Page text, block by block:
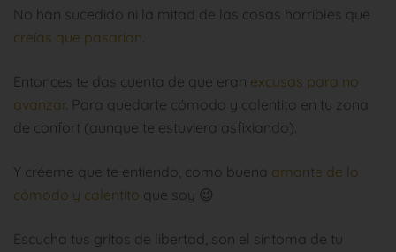
No han sucedido ni la mitad de las cosas horribles que
creías que pasarían.
Entonces te das cuenta de que eran excusas para no
avanzar. Para quedarte cómodo y calentito en tu zona
de confort (aunque te estuviera asfixiando).
Y créeme que te entiendo, como buena amante de lo
cómodo y calentito que soy 😉
Escucha tus gritos de libertad, son el síntoma de tu